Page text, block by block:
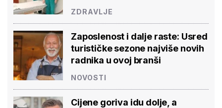
ZDRAVLJE
Zaposlenost i dalje raste: Usred
turističke sezone najviše novih
radnika u ovoj branši
NOVOSTI
Cijene goriva idu dolje, a